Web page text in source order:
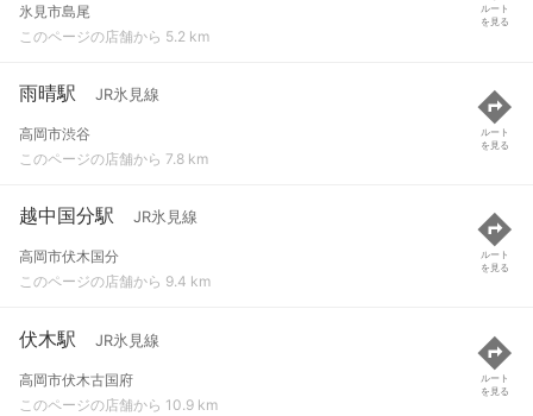
氷見市島尾
このページの店舗から 5.2 km
ルート
を見る
雨晴駅 JR氷見線
高岡市渋谷
このページの店舗から 7.8 km
ルート
を見る
越中国分駅 JR氷見線
高岡市伏木国分
このページの店舗から 9.4 km
ルート
を見る
伏木駅 JR氷見線
高岡市伏木古国府
このページの店舗から 10.9 km
ルート
を見る